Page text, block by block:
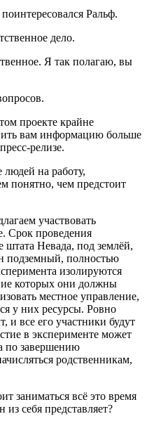
Ральф.
дело.
Я так полагаю, вы
проекте крайне
вам информацию больше
релизе.
на работу,
понятно, чем предстоит
участвовать
Срок проведения
штата Невада, под землёй,
подземный, полностью
изолируются
которых они должны
местное управление,
у них ресурсы. Ровно
и все его участники будут
в эксперименте может
по завершению
родственникам,
заниматься всё это время
себя представляет?